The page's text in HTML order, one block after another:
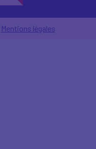
Mentions légales